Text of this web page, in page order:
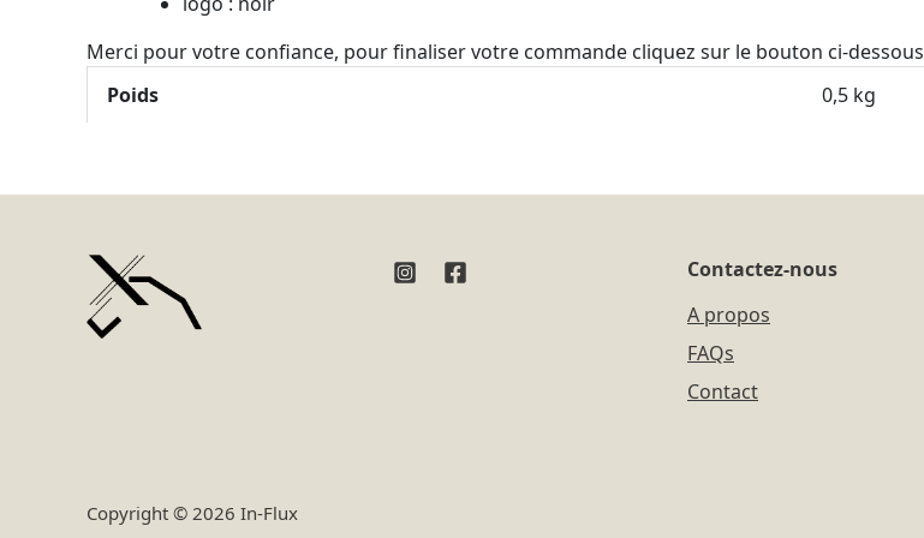
Merci pour votre confiance, pour finaliser votre commande cliquez sur le bouton ci-dessous
Poids
0,5 kg
Contactez-nous
A propos
FAQs
Contact
Copyright © 2026 In-Flux